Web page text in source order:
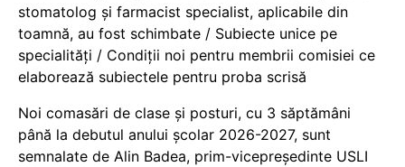
stomatolog și farmacist specialist, aplicabile din
toamnă, au fost schimbate / Subiecte unice pe
specialități / Condiții noi pentru membrii comisiei ce
elaborează subiectele pentru proba scrisă
Noi comasări de clase și posturi, cu 3 săptămâni
până la debutul anului școlar 2026-2027, sunt
semnalate de Alin Badea, prim-vicepreședinte USLI